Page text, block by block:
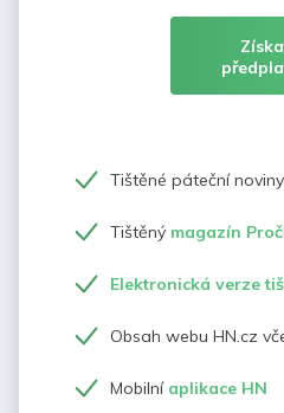
Tištěné páteční
Tištěný magazín
Elektronická verze
Obsah webu HN.cz
Mobilní aplikace HN